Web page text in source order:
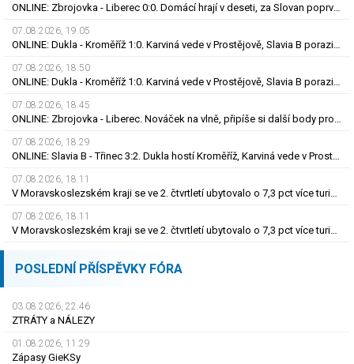
ONLINE: Zbrojovka - Liberec 0:0. Domácí hrají v deseti, za Slovan poprvé v akci Bořil
07.08.2026, 19.05
ONLINE: Dukla - Kroměříž 1:0. Karviná vede v Prostějově, Slavia B porazila Třinec
07.08.2026, 18.50
ONLINE: Dukla - Kroměříž 1:0. Karviná vede v Prostějově, Slavia B porazila Třinec
07.08.2026, 18.45
ONLINE: Zbrojovka - Liberec. Nováček na vlně, připíše si další body proti favoritovi?
07.08.2026, 18.29
ONLINE: Slavia B - Třinec 3:2. Dukla hostí Kroměříž, Karviná vede v Prostějově
07.08.2026, 18.11
V Moravskoslezském kraji se ve 2. čtvrtletí ubytovalo o 7,3 pct více turistů
07.08.2026, 18.11
V Moravskoslezském kraji se ve 2. čtvrtletí ubytovalo o 7,3 pct více turistů
POSLEDNÍ PŘÍSPĚVKY FÓRA
03.08.2026, 22.46
ZTRÁTY a NÁLEZY
01.08.2026, 11.29
Zápasy GieKSy